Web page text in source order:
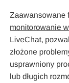
Zaawansowane
monitorowanie
LiveChat,
złożone
usprawniony
lub długich